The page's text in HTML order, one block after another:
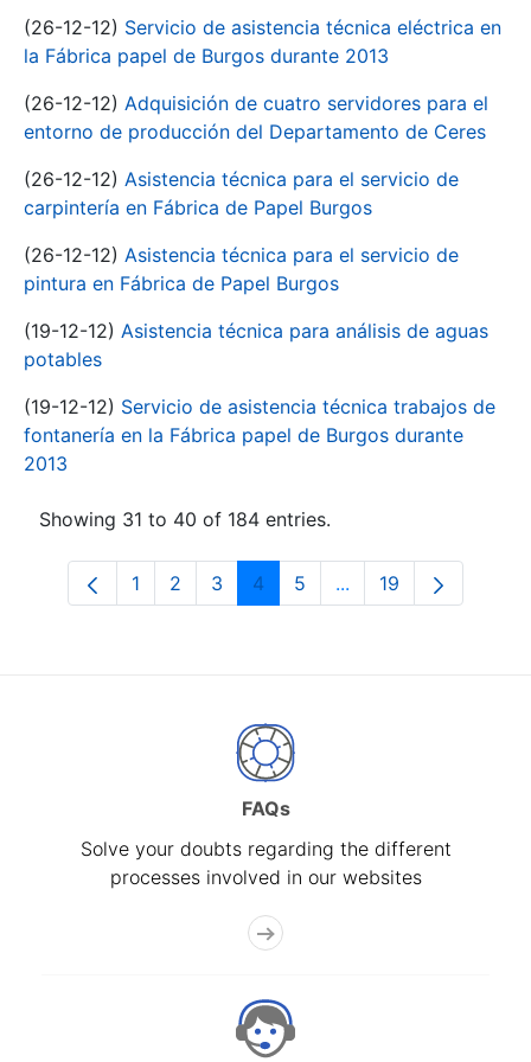
(26-12-12) Servicio de asistencia técnica eléctrica en
la Fábrica papel de Burgos durante 2013
(26-12-12) Adquisición de cuatro servidores para el
entorno de producción del Departamento de Ceres
(26-12-12) Asistencia técnica para el servicio de
carpintería en Fábrica de Papel Burgos
(26-12-12) Asistencia técnica para el servicio de
pintura en Fábrica de Papel Burgos
(19-12-12) Asistencia técnica para análisis de aguas
potables
(19-12-12) Servicio de asistencia técnica trabajos de
fontanería en la Fábrica papel de Burgos durante
2013
Showing 31 to 40 of 184 entries.
Page
1 Page
2 Page
3 Page
4 Page
5 ...Intermediate Pages
Page
19
FAQs
Solve your doubts regarding the different
processes involved in our websites